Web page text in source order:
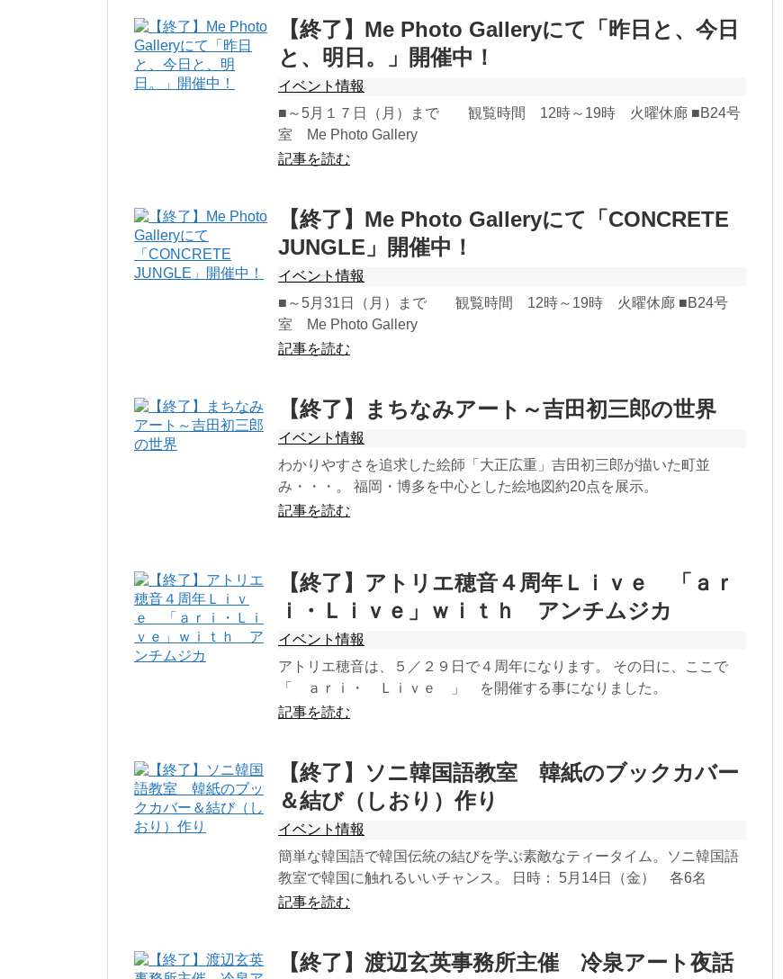
【終了】Me Photo Galleryにて「昨日と、今日
と、明日。」開催中！
イベント情報
■～5月１７日（月）まで 観覧時間 12時～19時 火曜休廊 ■B24号
室 Me Photo Gallery
記事を読む
【終了】Me Photo Galleryにて「CONCRETE
JUNGLE」開催中！
イベント情報
■～5月31日（月）まで 観覧時間 12時～19時 火曜休廊 ■B24号
室 Me Photo Gallery
記事を読む
【終了】まちなみアート～吉田初三郎の世界
イベント情報
わかりやすさを追求した絵師「大正広重」吉田初三郎が描いた町並
み・・・。 福岡・博多を中心とした絵地図約20点を展示。
記事を読む
【終了】アトリエ穂音４周年Ｌｉｖｅ 「ａｒ
ｉ・Ｌｉｖｅ」ｗｉｔｈ アンチムジカ
イベント情報
アトリエ穂音は、５／２９日で４周年になります。 その日に、ここで
「 ａｒｉ・ Ｌｉｖｅ 」 を開催する事になりました。
記事を読む
【終了】ソニ韓国語教室 韓紙のブックカバー
＆結び（しおり）作り
イベント情報
簡単な韓国語で韓国伝統の結びを学ぶ素敵なティータイム。ソニ韓国語
教室で韓国に触れるいいチャンス。 日時： 5月14日（金） 各6名
記事を読む
【終了】渡辺玄英事務所主催 冷泉アート夜話